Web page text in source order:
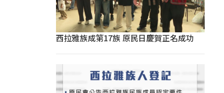
西拉雅族成第17族 原民日慶賀正名成功